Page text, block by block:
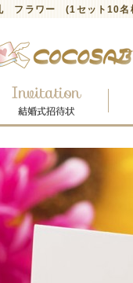
フラワー (1セット10名